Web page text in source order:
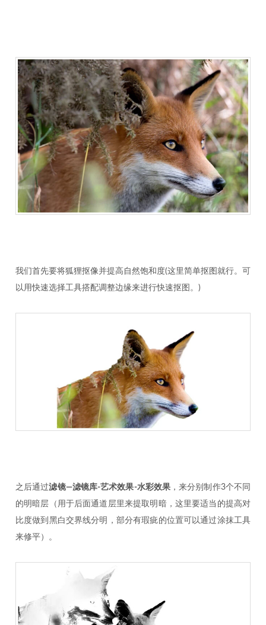
我们首先要将狐狸抠像并提高自然饱和度(这里简单抠图就行。可
以用快速选择工具搭配调整边缘来进行快速抠图。)
之后通过滤镜—滤镜库-艺术效果-水彩效果 ，来分别制作3个不同
的明暗层（用于后面通道层里来提取明暗，这里要适当的提高对
比度做到黑白交界线分明，部分有瑕疵的位置可以通过涂抹工具
来修平）。